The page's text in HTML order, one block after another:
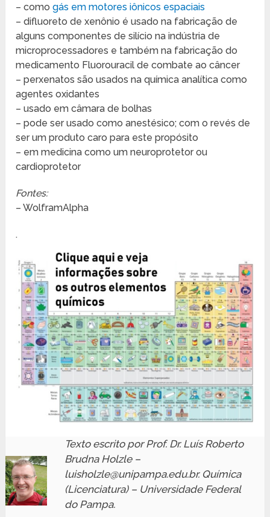
– comogás em motores iônicos espaciais
– difluoreto de xenônio é usado na fabricação de
alguns componentes de silício na indústria de
microprocessadores e também na fabricação do
medicamento Fluorouracil de combate ao câncer
– perxenatos são usados na química analítica como
agentes oxidantes
– usado em câmara de bolhas
– pode ser usado como anestésico; com o revés de
ser um produto caro para este propósito
– em medicina como um neuroprotetor ou
cardioprotetor
Fontes:
– WolframAlpha
.
Texto escrito por Prof. Dr. Luís Roberto
Brudna Holzle –
luisholzle@unipampa.edu.br. Química
(Licenciatura) – Universidade Federal
do Pampa.